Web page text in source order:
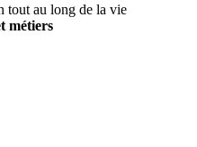
tout au long de la vie
métiers